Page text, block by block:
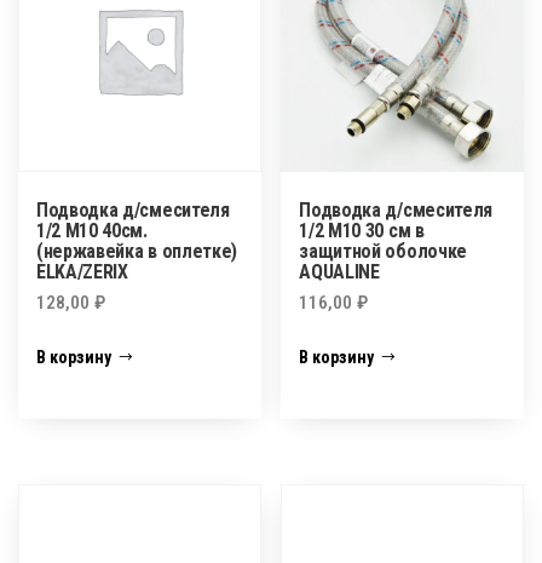
Подводка д/смесителя
1/2 М10 40см.
(нержавейка в оплетке)
ELKA/ZERIX
128,00 ₽
В корзину
Подводка д/смесителя
1/2 М10 30 см в
защитной оболочке
AQUALINE
116,00₽
В корзину